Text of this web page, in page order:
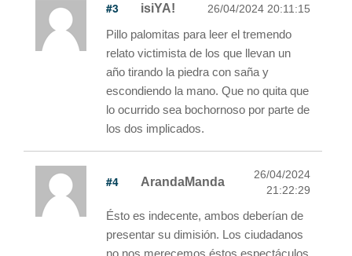
#3 isiYA! 26/04/2024 20:11:15
Pillo palomitas para leer el tremendo
relato victimista de los que llevan un
año tirando la piedra con saña y
escondiendo la mano. Que no quita que
lo ocurrido sea bochornoso por parte de
los dos implicados.
#4 ArandaManda
26/04/2024
21:22:29
Ésto es indecente, ambos deberían de
presentar su dimisión. Los ciudadanos
no nos merecemos éstos espectáculos